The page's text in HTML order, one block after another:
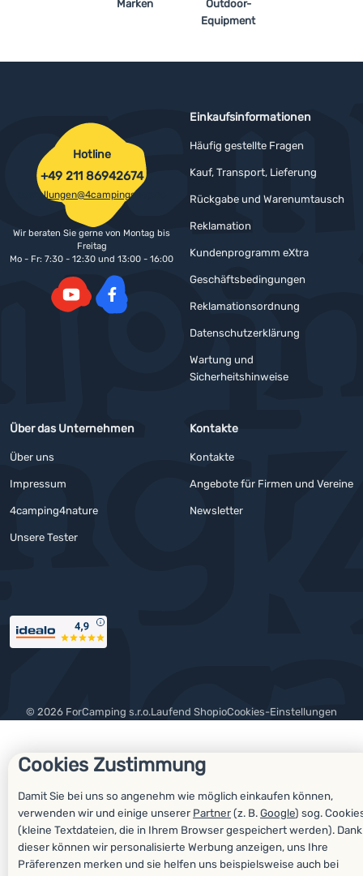
Cookies Zustimmung
Damit Sie bei uns so angenehm wie möglich einkaufen können,
verwenden wir und einige unserer Partner(z. B.Google) sog.
(kleine Textdateien, die in Ihrem Browser gespeichert werden). Dank
dieser können wir personalisierte Werbung anzeigen, uns Ihre
Präferenzen merken und sie helfen uns beispielsweise auch bei
Marken
Outdoor-
Equipment
Einkaufsinformationen
Häufig gestellte Fragen
Kauf, Transport, Lieferung
Rückgabe und Warenumtausch
Reklamation
Kundenprogramm eXtra
Geschäftsbedingungen
Reklamationsordnung
Datenschutzerklärung
Wartung und
Sicherheitshinweise
Über das Unternehmen
Über uns
Impressum
4camping4nature
Unsere Tester
Kontakte
Kontakte
Angebote für Firmen und Vereine
Newsletter
Hotline
+49 211 86942674
bestellungen@4campingshop.de
Wir beraten Sie gerne von Montag bis
Freitag
Mo - Fr: 7:30 - 12:30 und 13:00 - 16:00
Auszeichnungen
© 2026 ForCamping s.r.o. laufend ShopioCookies-Einstellungen